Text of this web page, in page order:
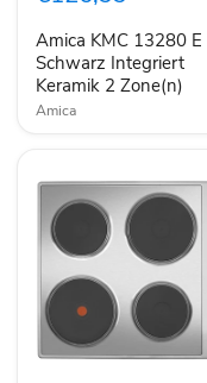
Schwarz
Keramik
2
Zone(n)
Amica KMC 13280 E
Schwarz Integriert
Keramik 2 Zone(n)
Amica